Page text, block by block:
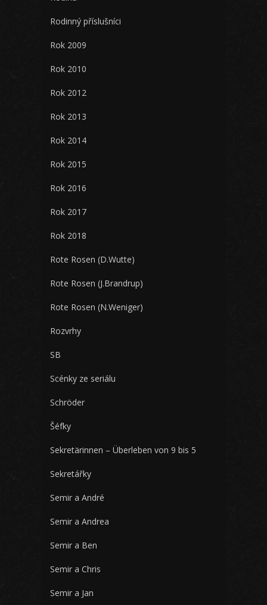
Rodinný příslušníci
Rok 2009
Rok 2010
Rok 2012
Rok 2013
Rok 2014
Rok 2015
Rok 2016
Rok 2017
Rok 2018
Rote Rosen (D.Wutte)
Rote Rosen (J.Brandrup)
Rote Rosen (N.Weniger)
Rozvrhy
SB
Scénky ze seriálu
Schröder
Šéfky
Sekretärinnen – Überleben von 9 bis 5
Sekretářky
Semir a André
Semir a Andrea
Semir a Ben
Semir a Chris
Semir a Jan